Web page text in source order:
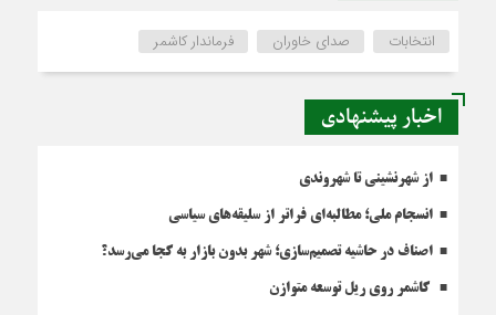
انتخابات صدای خاوران فرماندار کاشمر
اخبار پیشنهادی
از شهرنشینی تا شهروندی
انسجام ملی؛ مطالبه‌ای فراتر از سلیقه‌های سیاسی
اصناف در حاشیه تصمیم‌سازی؛ شهر بدون بازار به کجا می‌رسد؟
کاشمر روی ریل توسعه متوازن